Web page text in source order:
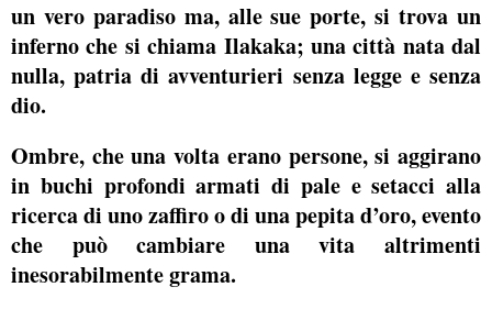
un vero paradiso ma, alle sue porte, si trova un
inferno che si chiama Ilakaka; una città nata dal
nulla, patria di avventurieri senza legge e senza
dio.
Ombre, che una volta erano persone, si aggirano
in buchi profondi armati di pale e setacci alla
ricerca di uno zaffiro o di una pepita d’oro, evento
che può cambiare una vita altrimenti
inesorabilmente grama.